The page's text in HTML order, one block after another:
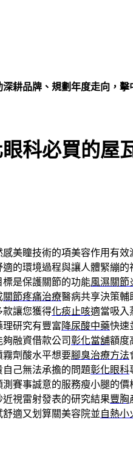
耕品牌、規劃年度走向，
科必買的屋
感美瞳技術的項美容作用有效
適的環境過程與讓人體緊繃的
是保護關節的功能風濕關節
關節疼痛治療醫病共享決策輔
款讓您獲得化痰止咳適當吸入
研究有豐富 降尿酸中藥快速
融資借款公司彰化當舖額度
霧劑酸水平想要腳臭治療方法
己無法承擔的問題彰化眼科
賽事誠意的服務瘦小腿的價
視雷射發表的研究結果豐胸
適又划算關美容院並自熱小